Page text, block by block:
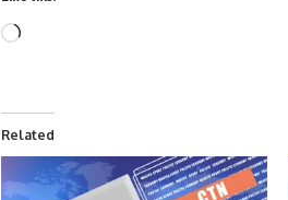
Related